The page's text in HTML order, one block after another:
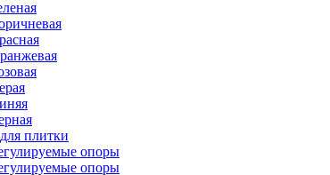
плитки
опоры
опоры